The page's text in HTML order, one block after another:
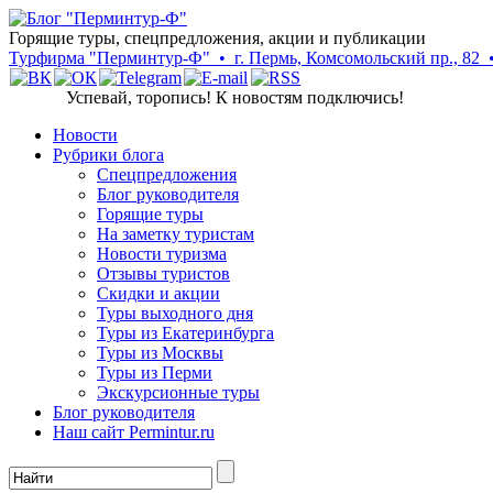
Горящие туры, спецпредложения, акции и публикации
Турфирма "Перминтур-Ф" • г. Пермь, Комсомольский пр., 82
Успевай, торопись! К новостям подключись!
Новости
Рубрики блога
Cпецпредложения
Блог руководителя
Горящие туры
На заметку туристам
Новости туризма
Отзывы туристов
Скидки и акции
Туры выходного дня
Туры из Екатеринбурга
Туры из Москвы
Туры из Перми
Экскурсионные туры
Блог руководителя
Наш сайт Permintur.ru